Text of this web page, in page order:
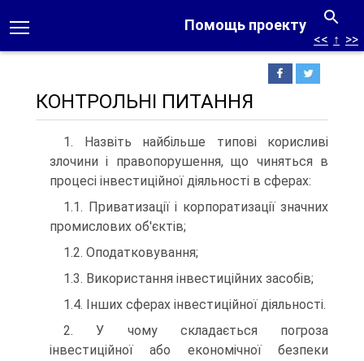
Помощь проекту
<< ↑ >>
КОНТРОЛЬНІ ПИТАННЯ
1. Назвіть найбільше типові корисливі
злочини і правопорушення, що чиняться в
процесі інвестиційної діяльності в сферах:
1.1. Приватизації і корпоратизації значних
промислових об'єктів;
1.2. Оподатковування;
1.3. Використання інвестиційних засобів;
1.4. Інших сферах інвестиційної діяльності.
2. У чому складається погроза
інвестиційної або економічної безпеки